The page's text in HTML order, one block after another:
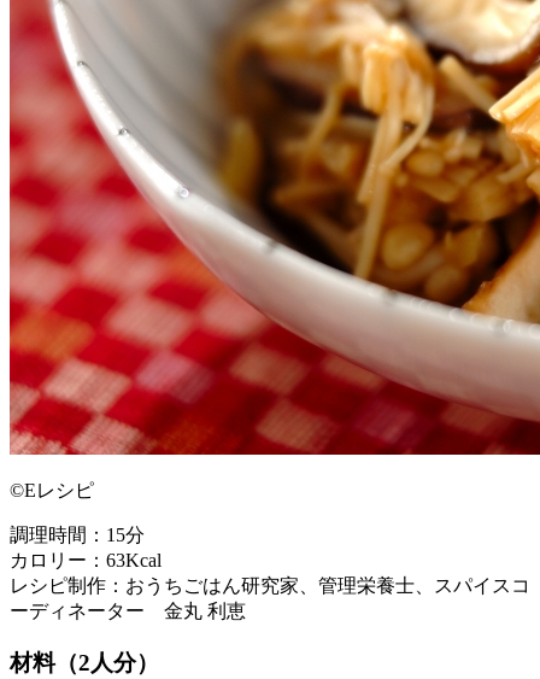
©Eレシピ
調理時間：15分
カロリー：63Kcal
レシピ制作：おうちごはん研究家、管理栄養士、スパイスコ
ーディネーター 金丸 利恵
材料（2人分）